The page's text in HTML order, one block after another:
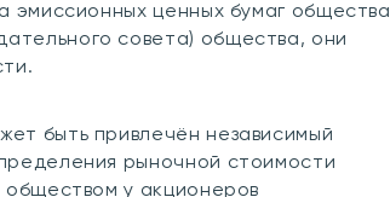
эмиссионных ценных бумаг общества
совета) общества, они
быть привлечён независимый
рыночной стоимости
обществом у акционеров